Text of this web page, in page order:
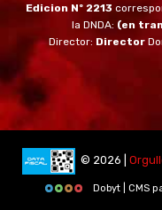
Edicion Nº 2213
la DNDA: (en
Director: Director
© 2026 |
Dobyt | CMS